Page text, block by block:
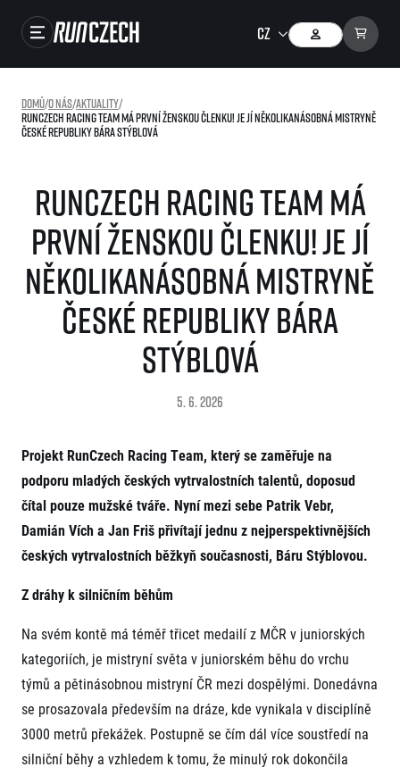
Výsledky
RunCzech Store
Running Mall
Běžecké série
Běžecká liga
EuroHeroes Challenge 2026
EuroHeroes Challenge 2025
EuroHeroes Challenge 2024
EuroHeroes Challenge 2023
EuroHeroes Challenge 2019
Systém bodování
O Napoli Running
RunCzech Halfs
Projekt RunCzech Halfs
Pro běžce
Vše k pojištění
Pověření k vyzvednutí čísla
Reklamace výsledků
Vaše Fotografie
Příběhy běžců
RunCzech Story
AIMS Race Calendar
Prvoběžci
RunCzech Kings & Queens
RunCzech Stars
dm rodinná míle
Český maratonský klub
RunCzech Pacers
Charita
Seznam neziskových organizací
Běžím pro stromy
Užitečné
O nás
Domů/O nás/Aktuality/
RunCzech Racing Team má první ženskou členku! Je jí několikanásobná mistryně
České republiky Bára Stýblová
RunCzech Racing Team má
první ženskou členku! Je jí
několikanásobná mistryně
České republiky Bára
Stýblová
5. 6. 2026
Projekt RunCzech Racing Team, který se zaměřuje na
podporu mladých českých vytrvalostních talentů, doposud
čítal pouze mužské tváře. Nyní mezi sebe Patrik Vebr,
Damián Vích a Jan Friš přivítají jednu z nejperspektivnějších
českých vytrvalostních běžkyň současnosti, Báru Stýblovou.
Z dráhy k silničním běhům
Na svém kontě má téměř třicet medailí z MČR v juniorských
kategoriích, je mistryní světa v juniorském běhu do vrchu
týmů a pětinásobnou mistryní ČR mezi dospělými. Donedávna
se prosazovala především na dráze, kde vynikala v disciplíně
3000 metrů překážek. Postupně se čím dál více soustředí na
silniční běhy a vzhledem k tomu, že minulý rok dokončila